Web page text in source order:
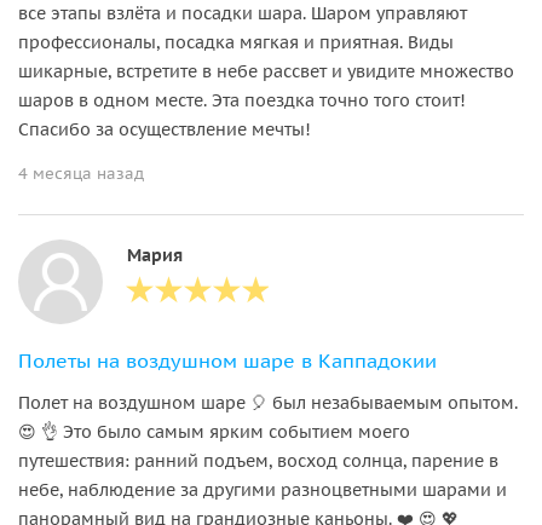
все этапы взлёта и посадки шара. Шаром управляют
профессионалы, посадка мягкая и приятная. Виды
шикарные, встретите в небе рассвет и увидите множество
шаров в одном месте. Эта поездка точно того стоит!
Спасибо за осуществление мечты!
4 месяца назад
Мария
Полеты на воздушном шаре в Каппадокии
Полет на воздушном шаре 🎈 был незабываемым опытом.
😍 👌 Это было самым ярким событием моего
путешествия: ранний подъем, восход солнца, парение в
небе, наблюдение за другими разноцветными шарами и
панорамный вид на грандиозные каньоны. ❤️ 😍 💖